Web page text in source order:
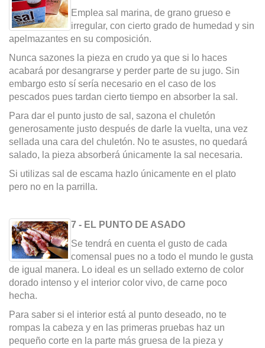
Emplea sal marina, de grano grueso e
irregular, con cierto grado de humedad y sin
apelmazantes en su composición.
Nunca sazones la pieza en crudo ya que si lo haces
acabará por desangrarse y perder parte de su jugo. Sin
embargo esto sí sería necesario en el caso de los
pescados pues tardan cierto tiempo en absorber la sal.
Para dar el punto justo de sal, sazona el chuletón
generosamente justo después de darle la vuelta, una vez
sellada una cara del chuletón. No te asustes, no quedará
salado, la pieza absorberá únicamente la sal necesaria.
Si utilizas sal de escama hazlo únicamente en el plato
pero no en la parrilla.
7 - EL PUNTO DE ASADO
Se tendrá en cuenta el gusto de cada
comensal pues no a todo el mundo le gusta
de igual manera. Lo ideal es un sellado externo de color
dorado intenso y el interior color vivo, de carne poco
hecha.
Para saber si el interior está al punto deseado, no te
rompas la cabeza y en las primeras pruebas haz un
pequeño corte en la parte más gruesa de la pieza y